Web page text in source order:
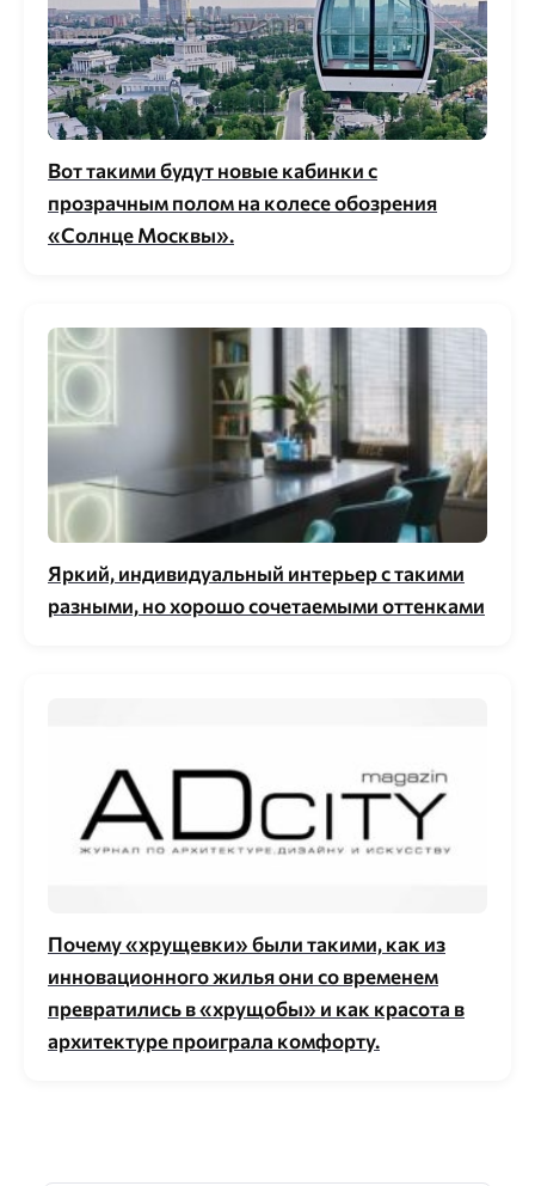
Вот такими будут новые кабинки с
прозрачным полом на колесе обозрения
«Солнце Москвы».
Яркий, индивидуальный интерьер с такими
разными, но хорошо сочетаемыми оттенками
Почему «хрущевки» были такими, как из
инновационного жилья они со временем
превратились в «хрущобы» и как красота в
архитектуре проиграла комфорту.